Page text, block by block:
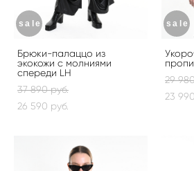
sale
Брюки-палаццо из
экокожи с молниями
спереди LH
37 890 pуб.
26 590 pуб.
sale
29
23